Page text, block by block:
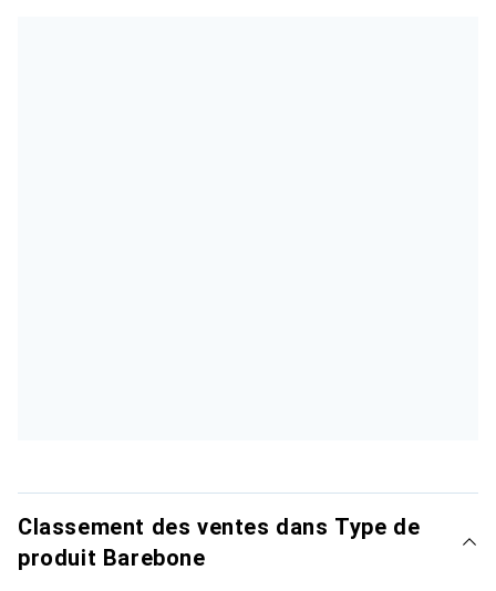
Classement des ventes dans Type de
produit Barebone